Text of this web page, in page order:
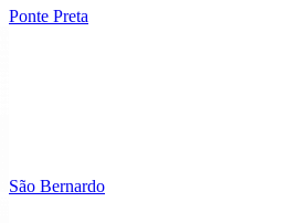
Ponte Preta
São Bernardo